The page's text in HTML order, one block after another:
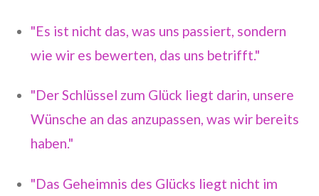
"Es ist nicht das, was uns passiert, sondern
wie wir es bewerten, das uns betrifft."
"Der Schlüssel zum Glück liegt darin, unsere
Wünsche an das anzupassen, was wir bereits
haben."
"Das Geheimnis des Glücks liegt nicht im